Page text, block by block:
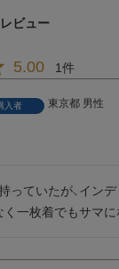
ビュー
5.00 1
入者 東京都 男性
っていたが、イン
一枚着でもサマに